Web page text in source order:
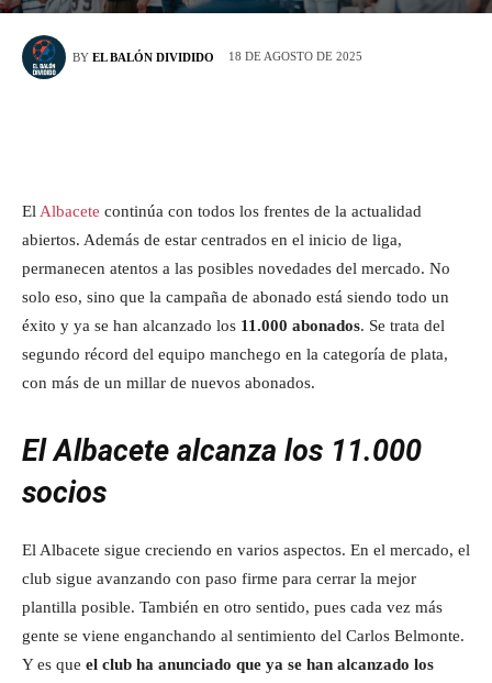
BY EL BALÓN DIVIDIDO 18 DE AGOSTO DE 2025
El Albacete continúa con todos los frentes de la actualidad
abiertos. Además de estar centrados en el inicio de liga,
permanecen atentos a las posibles novedades del mercado. No
solo eso, sino que la campaña de abonado está siendo todo un
éxito y ya se han alcanzado los 11.000 abonados. Se trata del
segundo récord del equipo manchego en la categoría de plata,
con más de un millar de nuevos abonados.
El Albacete alcanza los 11.000
socios
El Albacete sigue creciendo en varios aspectos. En el mercado, el
club sigue avanzando con paso firme para cerrar la mejor
plantilla posible. También en otro sentido, pues cada vez más
gente se viene enganchando al sentimiento del Carlos Belmonte.
Y es que el club ha anunciado que ya se han alcanzado los